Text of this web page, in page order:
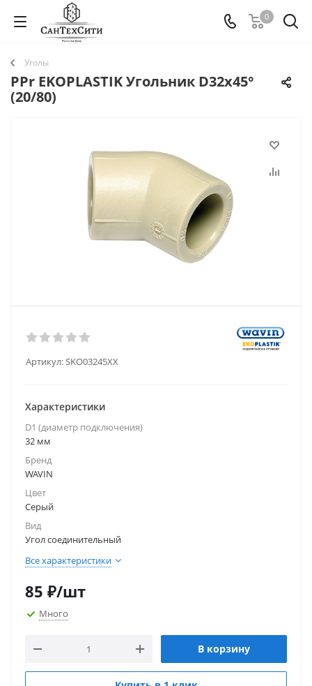
0
Уголы
PPr EKOPLASTIK Угольник D32х45°
(20/80)
Артикул:SKO03245XX
Характеристики
D1 (диаметр подключения)
32 мм
Бренд
WAVIN
Цвет
Серый
Вид
Угол соединительный
Все характеристики
85 ₽/шт
Много
В корзину